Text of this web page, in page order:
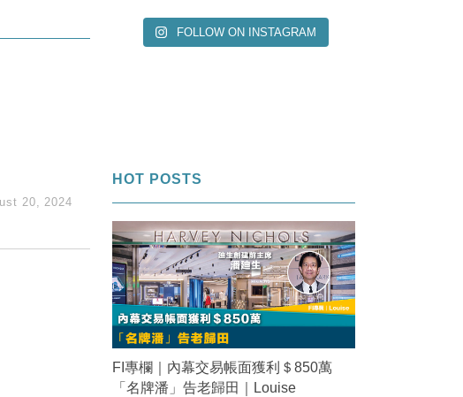
20, 2024
FOLLOW ON INSTAGRAM
HOT POSTS
FI專欄｜內幕交易帳面獲利＄850萬
「名牌潘」告老歸田｜Louise